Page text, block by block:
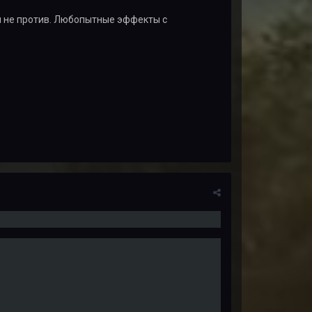
не против. Любопытные эффекты с